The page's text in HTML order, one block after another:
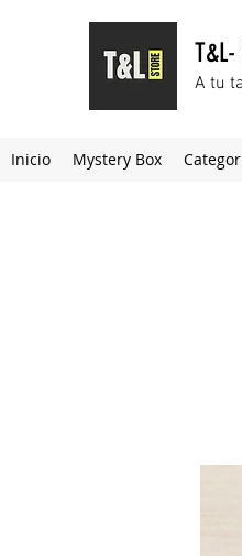
T&L-
A tu
Inicio Mystery Box